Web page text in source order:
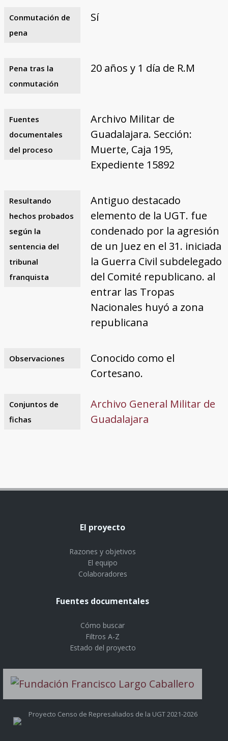
Conmutación de
pena
Sí
Pena tras la
conmutación
20 años y 1 día de R.M
Fuentes
documentales
del proceso
Archivo Militar de
Guadalajara. Sección:
Muerte, Caja 195,
Expediente 15892
Resultando
hechos probados
según la
sentencia del
tribunal
franquista
Antiguo destacado
elemento de la UGT. fue
condenado por la agresión
de un Juez en el 31. iniciada
la Guerra Civil subdelegado
del Comité republicano. al
entrar las Tropas
Nacionales huyó a zona
republicana
Observaciones
Conocido como el
Cortesano.
Conjuntos de
fichas
Archivo General Militar de
Guadalajara
El proyecto
Razones y objetivos
El equipo
Colaboradores
Fuentes documentales
Cómo buscar
Filtros A-Z
Estado del proyecto
Proyecto Censo de Represaliados de la UGT 2021-2026